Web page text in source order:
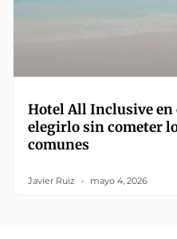
Hotel All Inclusive en
elegirlo sin cometer
comunes
Javier Ruiz mayo 4, 2026